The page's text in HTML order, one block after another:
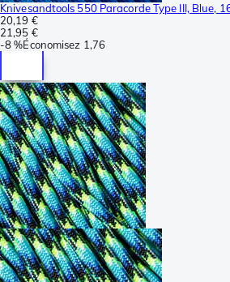
Knivesandtools 550 Paracorde Type III, Blue,
20,19 €
21,95 €
-8 %Économisez 1,76